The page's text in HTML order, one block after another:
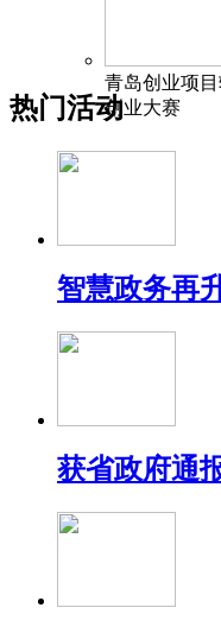
青岛创业项
创业大赛
热门活动
智慧政务再
获省政府通